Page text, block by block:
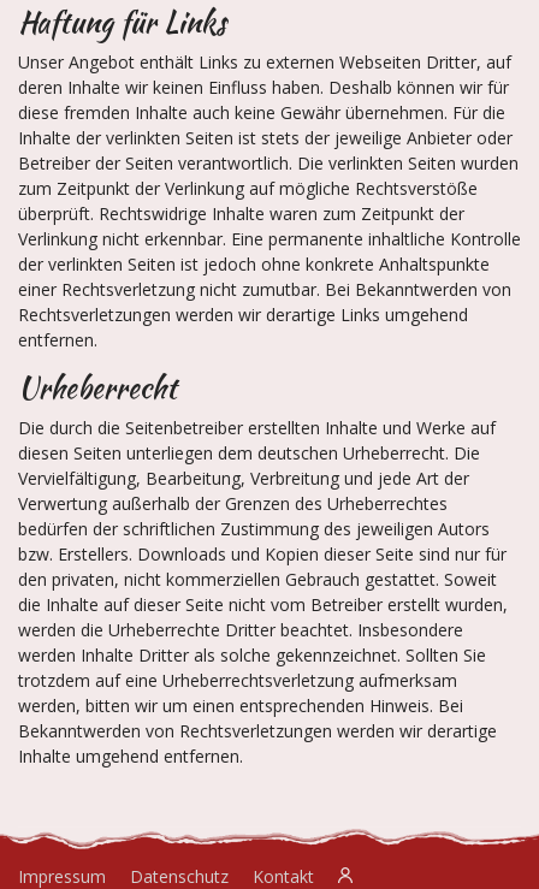
Haftung für Links
Unser Angebot enthält Links zu externen Webseiten Dritter, auf
deren Inhalte wir keinen Einfluss haben. Deshalb können wir für
diese fremden Inhalte auch keine Gewähr übernehmen. Für die
Inhalte der verlinkten Seiten ist stets der jeweilige Anbieter oder
Betreiber der Seiten verantwortlich. Die verlinkten Seiten wurden
zum Zeitpunkt der Verlinkung auf mögliche Rechtsverstöße
überprüft. Rechtswidrige Inhalte waren zum Zeitpunkt der
Verlinkung nicht erkennbar. Eine permanente inhaltliche Kontrolle
der verlinkten Seiten ist jedoch ohne konkrete Anhaltspunkte
einer Rechtsverletzung nicht zumutbar. Bei Bekanntwerden von
Rechtsverletzungen werden wir derartige Links umgehend
entfernen.
Urheberrecht
Die durch die Seitenbetreiber erstellten Inhalte und Werke auf
diesen Seiten unterliegen dem deutschen Urheberrecht. Die
Vervielfältigung, Bearbeitung, Verbreitung und jede Art der
Verwertung außerhalb der Grenzen des Urheberrechtes
bedürfen der schriftlichen Zustimmung des jeweiligen Autors
bzw. Erstellers. Downloads und Kopien dieser Seite sind nur für
den privaten, nicht kommerziellen Gebrauch gestattet. Soweit
die Inhalte auf dieser Seite nicht vom Betreiber erstellt wurden,
werden die Urheberrechte Dritter beachtet. Insbesondere
werden Inhalte Dritter als solche gekennzeichnet. Sollten Sie
trotzdem auf eine Urheberrechtsverletzung aufmerksam
werden, bitten wir um einen entsprechenden Hinweis. Bei
Bekanntwerden von Rechtsverletzungen werden wir derartige
Inhalte umgehend entfernen.
Impressum Datenschutz Kontakt